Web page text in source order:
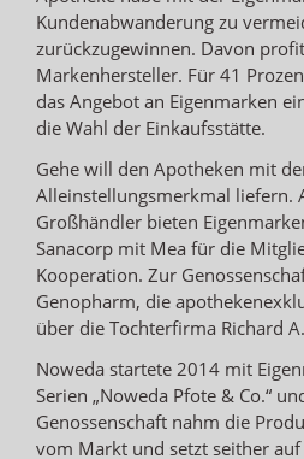
Kundenabwanderung zu
zurückzugewinnen. Davon
Markenhersteller. Für 41
das Angebot an Eigenmarken
die Wahl der Einkaufsstätte.
Gehe will den Apotheken mit
Alleinstellungsmerkmal liefern.
Großhändler bieten
Sanacorp mit Mea für die
Kooperation. Zur
Genopharm, die
über die Tochterfirma Richard
Noweda startete 2014 mit
Serien „Noweda Pfote & Co.“
Genossenschaft nahm die
vom Markt und setzt seither auf